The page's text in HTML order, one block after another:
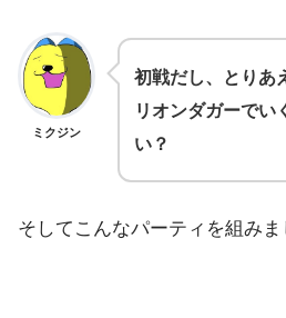
ミクジン
初戦だし、とりあ
リオンダガーでい
い？
そしてこんなパーティを組みま